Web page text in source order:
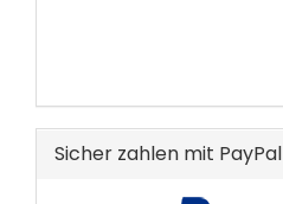
EIN.
Sicher zahlen mit PayPal